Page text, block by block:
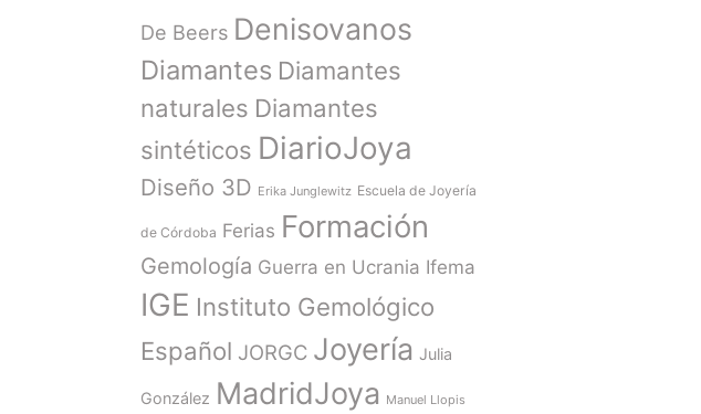
De Beers Denisovanos
Diamantes Diamantes
naturales Diamantes
sintéticos DiarioJoya
Diseño 3D Erika Junglewitz Escuela de Joyería
de Córdoba Ferias Formación
Gemología Guerra en Ucrania Ifema
IGE Instituto Gemológico
Español JORGC Joyería Julia
González MadridJoya Manuel Llopis